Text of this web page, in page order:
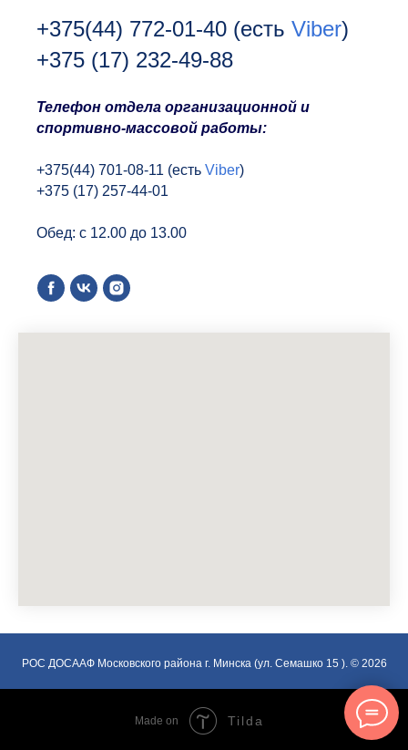
+375(44) 772-01-40 (есть Viber)
+375 (17) 232-49-88
Телефон отдела организационной и
спортивно-массовой работы:
+375(44) 701-08-11 (есть Viber)
+375 (17) 257-44-01
Обед: с 12.00 до 13.00
РОС ДОСААФ Московского района г. Минска (ул. Семашко 15 ). © 2026
Made on Tilda